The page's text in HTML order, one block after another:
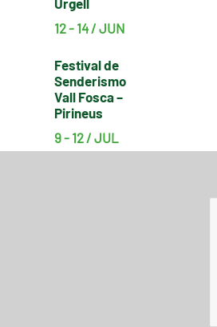
Urgell
12 - 14 / JUN
Festival de
Senderismo
Vall Fosca –
Pirineus
9 - 12 / JUL